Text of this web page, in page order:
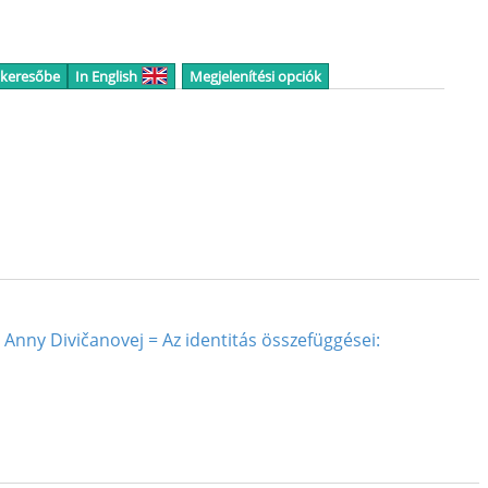
In English Megjelenítési opciók
Divičanovej = Az identitás összefüggései: